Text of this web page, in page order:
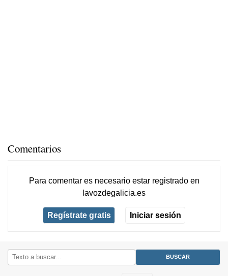
Comentarios
Para comentar es necesario estar registradoen
lavozdegalicia.es
Regístrate gratis Iniciar sesión